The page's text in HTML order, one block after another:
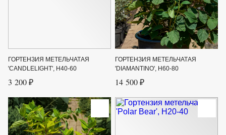
ГОРТЕНЗИЯ МЕТЕЛЬЧАТАЯ
'CANDLELIGHT', H40-60
3 200 ₽
ГОРТЕНЗИЯ МЕТЕЛЬЧАТАЯ
'DIAMANTINO', H60-80
14 500 ₽